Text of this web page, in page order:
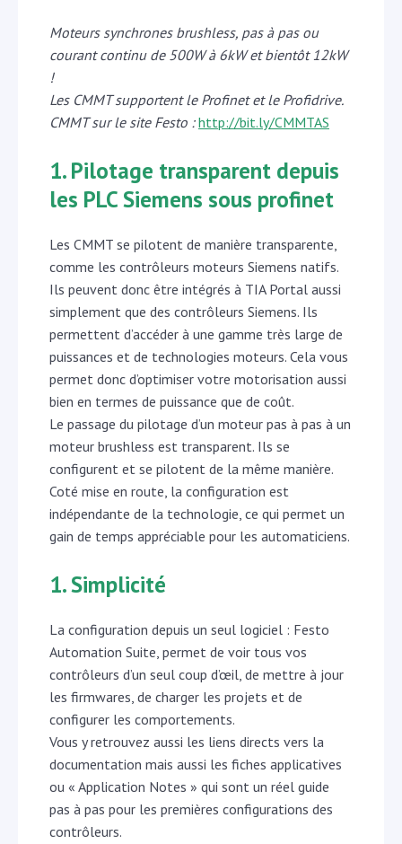
Moteurs synchrones brushless, pas à pas ou
courant continu de 500W à 6kW et bientôt 12kW
!
Les CMMT supportent le Profinet et le Profidrive.
CMMT sur le site Festo : http://bit.ly/CMMTAS
1. Pilotage transparent depuis
les PLC Siemens sous profinet
Les CMMT se pilotent de manière transparente,
comme les contrôleurs moteurs Siemens natifs.
Ils peuvent donc être intégrés à TIA Portal aussi
simplement que des contrôleurs Siemens. Ils
permettent d’accéder à une gamme très large de
puissances et de technologies moteurs. Cela vous
permet donc d’optimiser votre motorisation aussi
bien en termes de puissance que de coût.
Le passage du pilotage d’un moteur pas à pas à un
moteur brushless est transparent. Ils se
configurent et se pilotent de la même manière.
Coté mise en route, la configuration est
indépendante de la technologie, ce qui permet un
gain de temps appréciable pour les automaticiens.
1. Simplicité
La configuration depuis un seul logiciel : Festo
Automation Suite, permet de voir tous vos
contrôleurs d’un seul coup d’œil, de mettre à jour
les firmwares, de charger les projets et de
configurer les comportements.
Vous y retrouvez aussi les liens directs vers la
documentation mais aussi les fiches applicatives
ou « Application Notes » qui sont un réel guide
pas à pas pour les premières configurations des
contrôleurs.